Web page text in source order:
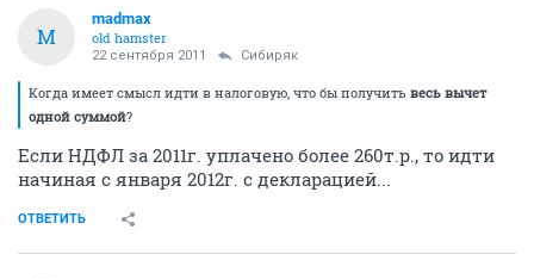
M
madmax
old hamster
22 сентября 2011 Сибиряк
Когда имеет смысл идти в налоговую, что бы получить весь вычет
одной суммой?
Если НДФЛ за 2011г. уплачено более 260т.р., то идти
начиная с января 2012г. с декларацией...
ОТВЕТИТЬ